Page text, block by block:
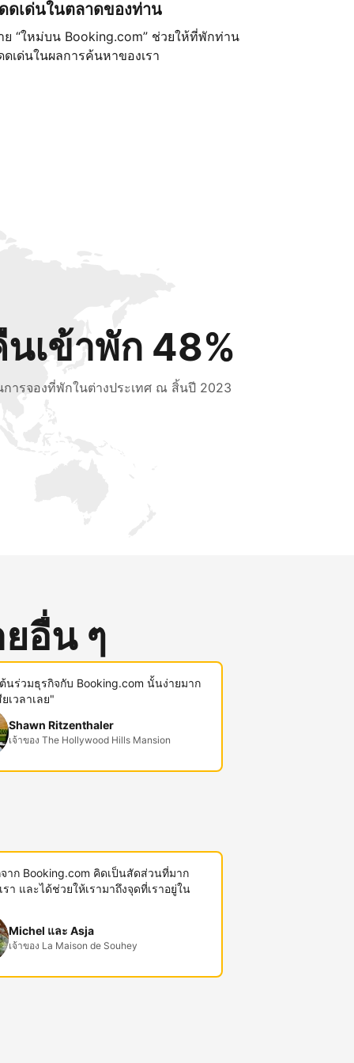
ดเด่นในตลาดของท่าน
ย “ใหม่บน Booking.com” ช่วยให้ที่พักท่าน
ดเด่นในผลการค้นหาของเรา
เข้าพัก 48%
การจองที่พักในต่างประเทศ ณ สิ้นปี 2023
อื่น ๆ
นร่วมธุรกิจกับ Booking.com นั้นง่ายมาก
เวลาเลย"
Shawn Ritzenthaler
เจ้าของ The Hollywood Hills Mansion
าก Booking.com คิดเป็นสัดส่วนที่มาก
า และได้ช่วยให้เรามาถึงจุดที่เราอยู่ใน
Michel และ Asja
เจ้าของ La Maison de Souhey